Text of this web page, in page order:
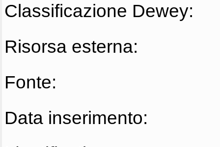
Classificazione Dewey:
Risorsa esterna:
Fonte:
Data inserimento: